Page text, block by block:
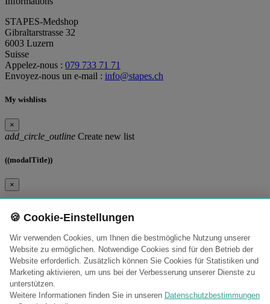
🍪 Cookie-Einstellungen
Wir verwenden Cookies, um Ihnen die bestmögliche Nutzung unserer
Website zu ermöglichen. Notwendige Cookies sind für den Betrieb der
Website erforderlich. Zusätzlich können Sie Cookies für Statistiken und
Marketing aktivieren, um uns bei der Verbesserung unserer Dienste zu
unterstützen.
Weitere Informationen finden Sie in unseren Datenschutzbestimmungen
STAPES-Medshop
Gibraltarstrasse 32
6003 Luzern
Suisse
Appelez-nous : 079 733 71 71
Envoyez-nous un e-mail : info@stapes.ch
My wishlists
×
add_circle_outline Create new list
((modalTitle))
×
((title))
×
((label))
((cancelText))